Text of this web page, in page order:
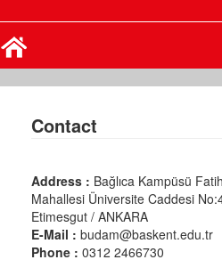
Contact
Address : Bağlıca Kampüsü
Mahallesi Üniversite Caddesi
Etimesgut / ANKARA
E-Mail : budam@baskent.edu.tr
Phone : 0312 2466730